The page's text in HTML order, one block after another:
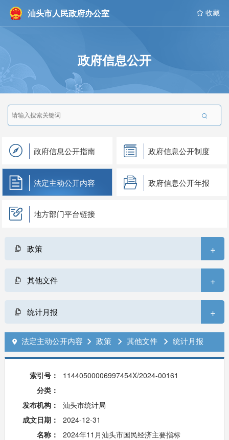
汕头市人民政府办公室  收藏
政府信息公开

政府信息公开指南 政府信息公开制度
法定主动公开内容 政府信息公开年报
地方部门平台链接
政策 +
其他文件 +
统计月报 +
 法定主动公开内容  政策  其他文件  统计月报
索引号：
11440500006997454X/2024-00161
分类：
发布机构：
汕头市统计局
成文日期：
2024-12-31
名称：
2024年11月汕头市国民经济主要指标